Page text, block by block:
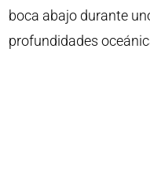
boca abajo durante
profundidades